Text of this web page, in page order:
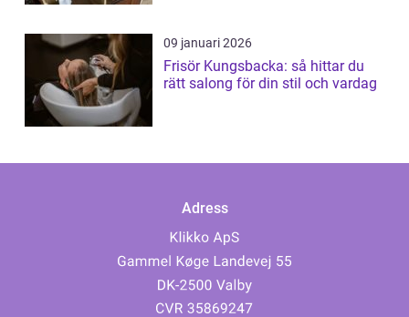
09 januari 2026
Frisör Kungsbacka: så hittar du
rätt salong för din stil och vardag
Adress